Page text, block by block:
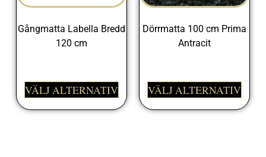
Gångmatta Labella Bredd
120 cm
VÄLJ ALTERNATIV
Dörrmatta 100 cm Prima
Antracit
VÄLJ ALTERNATIV